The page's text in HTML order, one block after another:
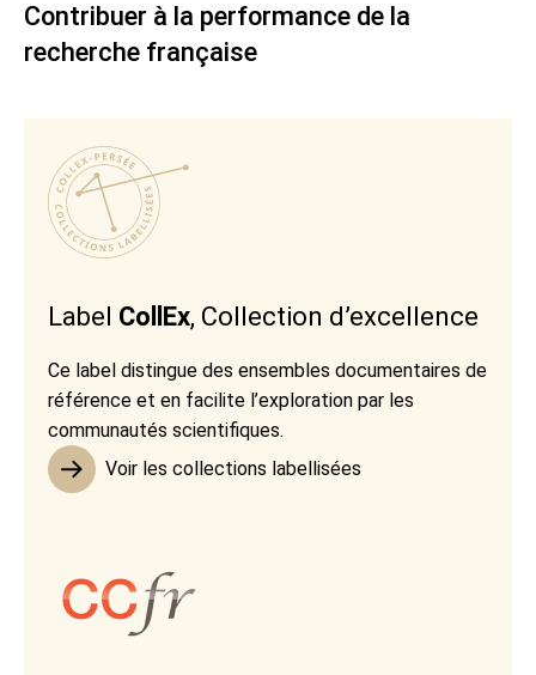
Contribuer à la performance de la
recherche française
Label CollEx, Collection d’excellence
Ce label distingue des ensembles documentaires de
référence et en facilite l’exploration par les
communautés scientifiques.
Voir les collections labellisées